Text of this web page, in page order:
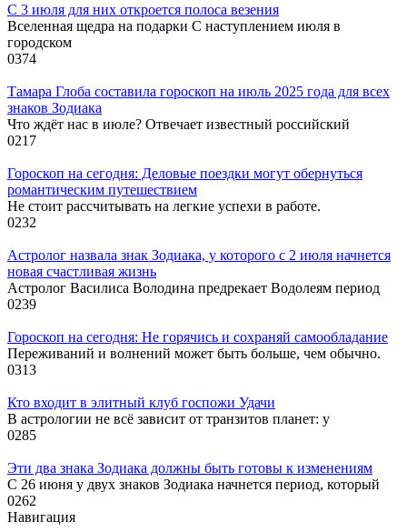
С 3 июля для них откроется полоса везения
Вселенная щедра на подарки С наступлением июля в
городском
0374
Тамара Глоба составила гороскоп на июль 2025 года для всех
знаков Зодиака
Что ждёт нас в июле? Отвечает известный российский
0217
Гороскоп на сегодня: Деловые поездки могут обернуться
романтическим путешествием
Не стоит рассчитывать на легкие успехи в работе.
0232
Астролог назвала знак Зодиака, у которого с 2 июля начнется
новая счастливая жизнь
Астролог Василиса Володина предрекает Водолеям период
0239
Гороскоп на сегодня: Не горячись и сохраняй самообладание
Переживаний и волнений может быть больше, чем обычно.
0313
Кто входит в элитный клуб госпожи Удачи
В астрологии не всё зависит от транзитов планет: у
0285
Эти два знака Зодиака должны быть готовы к изменениям
С 26 июня у двух знаков Зодиака начнется период, который
0262
Навигация